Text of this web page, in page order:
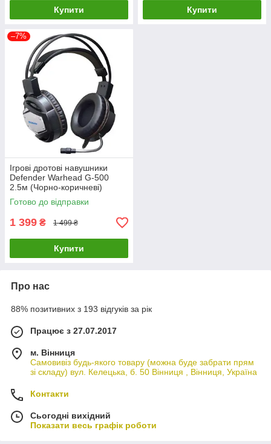
Купити Купити
–7%
Ігрові дротові навушники
Defender Warhead G-500
2.5м (Чорно-коричневі)
Готово до відправки
1 399 ₴ 1 499 ₴
Купити
Про нас
88% позитивних з 193 відгуків за рік
Працює з 27.07.2017
м. Вінниця
Самовивіз будь-якого товару (можна буде забрати прям
зі складу) вул. Келецька, б. 50 Вінниця , Вінниця, Україна
Контакти
Сьогодні вихідний
Показати весь графік роботи